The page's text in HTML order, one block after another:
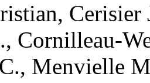
, Cerisier
, Cornilleau-
C., Menvielle